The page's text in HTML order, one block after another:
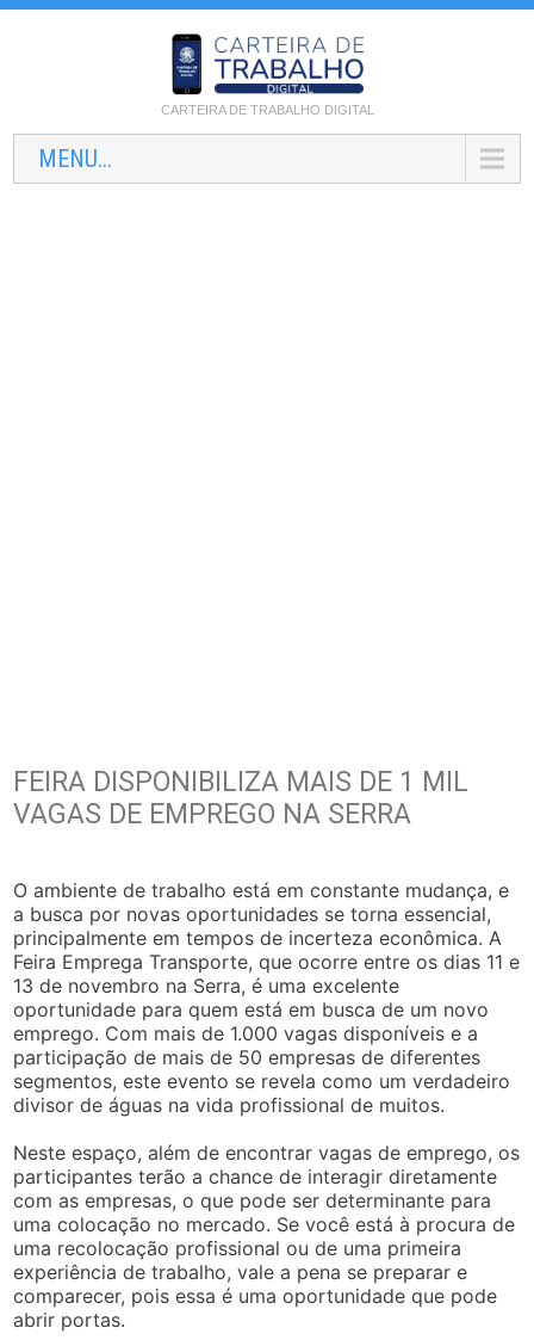
CARTEIRA DE TRABALHO DIGITAL
MENU...
FEIRA DISPONIBILIZA MAIS DE 1 MIL
VAGAS DE EMPREGO NA SERRA
O ambiente de trabalho está em constante mudança, e
a busca por novas oportunidades se torna essencial,
principalmente em tempos de incerteza econômica. A
Feira Emprega Transporte, que ocorre entre os dias 11 e
13 de novembro na Serra, é uma excelente
oportunidade para quem está em busca de um novo
emprego. Com mais de 1.000 vagas disponíveis e a
participação de mais de 50 empresas de diferentes
segmentos, este evento se revela como um verdadeiro
divisor de águas na vida profissional de muitos.
Neste espaço, além de encontrar vagas de emprego, os
participantes terão a chance de interagir diretamente
com as empresas, o que pode ser determinante para
uma colocação no mercado. Se você está à procura de
uma recolocação profissional ou de uma primeira
experiência de trabalho, vale a pena se preparar e
comparecer, pois essa é uma oportunidade que pode
abrir portas.